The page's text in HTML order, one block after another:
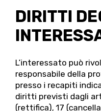
DIRITTI
L’interessato può
responsabile della
presso i recapiti
diritti previsti dagli
(rettifica), 17